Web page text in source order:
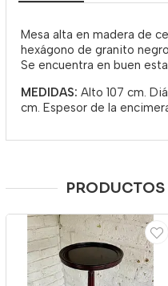
Mesa alta en madera de
hexágono de granito
Se encuentra en buen
MEDIDAS: Alto 107 cm.
cm. Espesor de la